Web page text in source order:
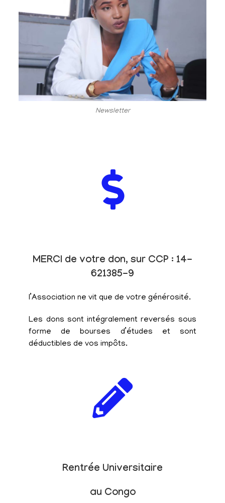
Newsletter
MERCI de votre don, sur CCP : 14-
621385-9
l’Association ne vit que de votre générosité.
Les dons sont intégralement reversés sous
forme de bourses d’études et sont
déductibles de vos impôts.
Rentrée Universitaire
au Congo